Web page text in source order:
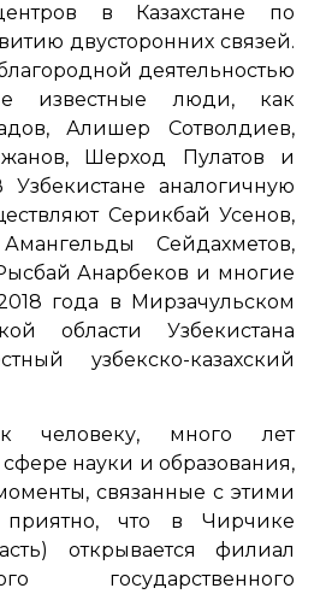
в Казахстане по
двусторонних связей.
деятельностью
известные люди, как
Алишер Сотволдиев,
Шерход Пулатов и
аналогичную
Серикбай Усенов,
Сейдахметов,
Анарбеков и многие
года в Мирзачульском
области Узбекистана
узбекско-казахский
человеку, много лет
науки и образования,
связанные с этими
что в Чирчике
открывается филиал
государственного